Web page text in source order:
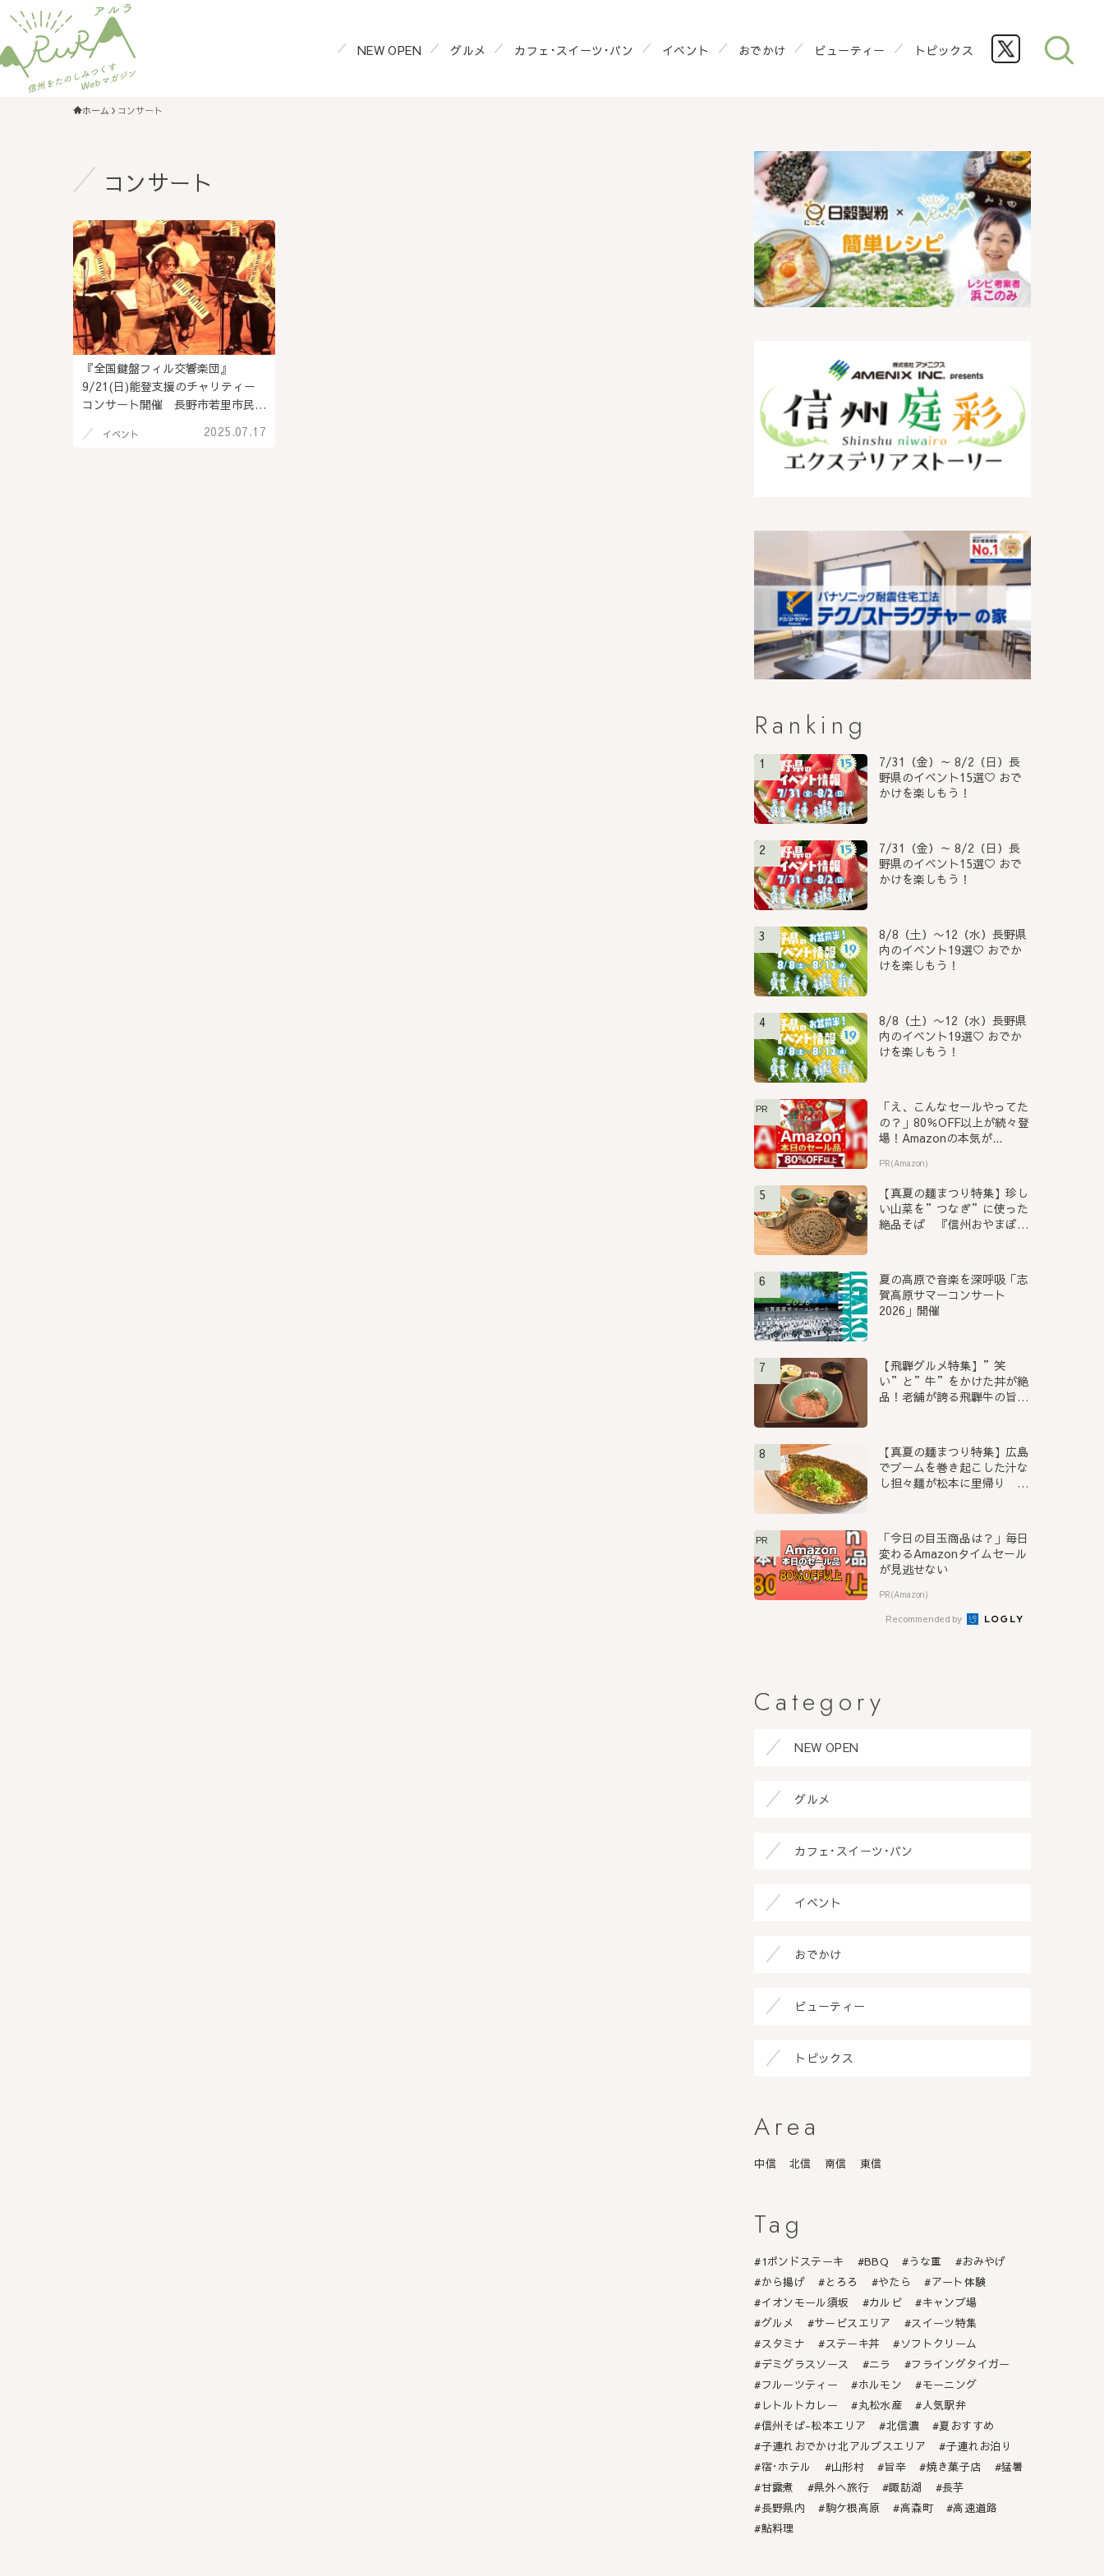
NEW OPEN グルメ カフェ･スイーツ･パン イベント おでかけ ビューティー トピックス
ホーム コンサート
コンサート
『全国鍵盤フィル交響楽団』
9/21(日)能登支援のチャリティー
コンサート開催 長野市若里市民文
2025.07.17
イベント
Ranking
1
7/31（金）～ 8/2（日）長
野県のイベント15選♡ おで
かけを楽しもう！
2
7/31（金）～ 8/2（日）長
野県のイベント15選♡ おで
かけを楽しもう！
3
8/8（土）〜12（水）長野県
内のイベント19選♡ おでか
けを楽しもう！
4
8/8（土）〜12（水）長野県
内のイベント19選♡ おでか
けを楽しもう！
PR
「え、こんなセールやってた
の？」80％OFF以上が続々登
場！Amazonの本気が...
PR(Amazon)
5
【真夏の麺まつり特集】珍し
い山菜を”つなぎ”に使った
絶品そば 『信州おやまぼく
6
夏の高原で音楽を深呼吸「志
賀高原サマーコンサート
2026」開催
7
【飛騨グルメ特集】”笑
い”と”牛”をかけた丼が絶
品！老舗が誇る飛騨牛の旨み
を堪能...
8
【真夏の麺まつり特集】広島
でブームを巻き起こした汁な
し担々麺が松本に里帰り
PR
「今日の目玉商品は？」毎日
変わるAmazonタイムセール
が見逃せない
PR(Amazon)
Recommended by
Category
NEW OPEN
グルメ
カフェ･スイーツ･パン
イベント
おでかけ
ビューティー
トピックス
Area
中信 北信 南信 東信
Tag
1ポンドステーキ BBQ うな重
おみやげ
から揚げ
とろろ やたら
アート体験
イオンモール須坂
カルビ
キャンプ場
グルメ
サービスエリア
スイーツ特集
スタミナ
ステーキ丼
ソフトクリーム
デミグラスソース
ニラ
フライングタイガー
フルーツティー
ホルモン
モーニング
レトルトカレー
丸松水産
人気駅弁
信州そば-松本エリア
北信濃
夏おすすめ
子連れおでかけ北アルプスエリア
子連れお泊り
宿･ホテル
山形村 旨辛 焼き菓子店
猛暑
甘露煮
県外へ旅行 諏訪湖
長芋
長野県内
駒ケ根高原 高森町
高速道路
鮎料理